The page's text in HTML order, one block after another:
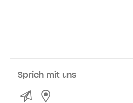
Sprich mit uns
Kontakt